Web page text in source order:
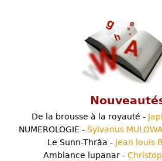
De la brousse à la royauté -
NUMEROLOGIE - Sylvanus
Le Sunn-Thrâa - Jean louis
Ambiance lupanar -